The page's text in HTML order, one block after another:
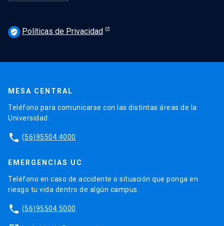
verified_user Políticas de Privacidad
MESA CENTRAL
Teléfono para comunicarse con las distintas áreas de la
Universidad.
phone (56)95504 4000
EMERGENCIAS UC
Teléfono en caso de accidente o situación que ponga en
riesgo tu vida dentro de algún campus.
phone (56)95504 5000